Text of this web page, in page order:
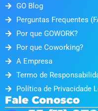
GO Blog
Perguntas Frequentes
Por que GOWORK?
Por que Coworking?
A Empresa
Termo de
Política de Privacidade
Fale Conosco